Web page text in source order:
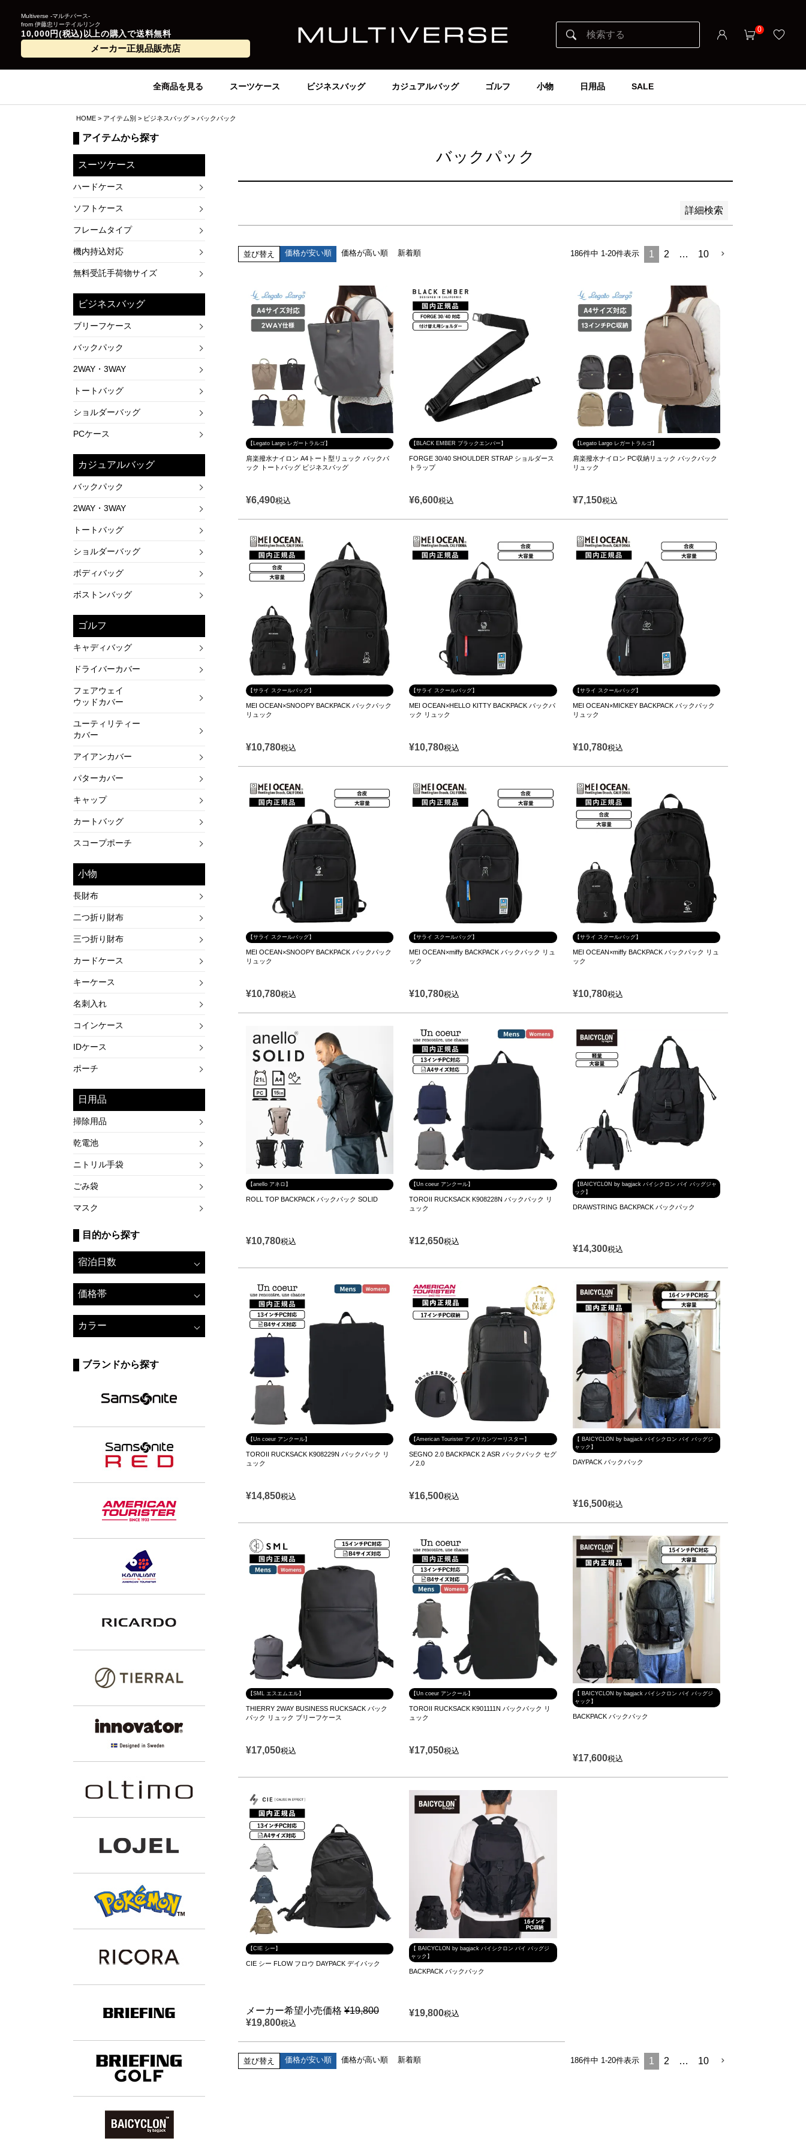
Multiverse -マルチバース-
from 伊藤忠リーテイルリンク
10,000円(税込)以上の購入で送料無料
メーカー正規品販売店
0
全商品を見る スーツケース ビジネスバッグ カジュアルバッグ ゴルフ 小物 日用品 SALE
HOME アイテム別 ビジネスバッグ バックパック
アイテムから探す
スーツケース
ハードケース
ソフトケース
フレームタイプ
機内持込対応
無料受託手荷物サイズ
ビジネスバッグ
ブリーフケース
バックパック
2WAY・3WAY
トートバッグ
ショルダーバッグ
PCケース
カジュアルバッグ
バックパック
2WAY・3WAY
トートバッグ
ショルダーバッグ
ボディバッグ
ボストンバッグ
ゴルフ
キャディバッグ
ドライバーカバー
フェアウェイ
ウッドカバー
ユーティリティー
カバー
アイアンカバー
パターカバー
キャップ
カートバッグ
スコープポーチ
小物
長財布
二つ折り財布
三つ折り財布
カードケース
キーケース
名刺入れ
コインケース
IDケース
ポーチ
日用品
掃除用品
乾電池
ニトリル手袋
ごみ袋
マスク
目的から探す
宿泊日数
価格帯
カラー
ブランドから探す
バックパック
詳細検索
検索
並び替え 価格が安い順 価格が高い順 新着順 186件中 1 -20件表示 1 2 … 10
【Legato Largo レガートラルゴ】
肩楽撥水ナイロン A4トート型リュック バックパ
ック トートバッグ ビジネスバッグ
¥6,490税込
【BLACK EMBER ブラックエンバー】
FORGE 30/40 SHOULDER STRAP ショルダース
トラップ
¥6,600税込
【Legato Largo レガートラルゴ】
肩楽撥水ナイロン PC収納リュック バックパック
リュック
¥7,150税込
【サライ スクールバッグ】
MEI OCEAN×SNOOPY BACKPACK バックパック
リュック
¥10,780税込
【サライ スクールバッグ】
MEI OCEAN×HELLO KITTY BACKPACK バックパ
ック リュック
¥10,780税込
【サライ スクールバッグ】
MEI OCEAN×MICKEY BACKPACK バックパック
リュック
¥10,780税込
【サライ スクールバッグ】
MEI OCEAN×SNOOPY BACKPACK バックパック
リュック
¥10,780税込
【サライ スクールバッグ】
MEI OCEAN×miffy BACKPACK バックパック リュ
ック
¥10,780税込
【サライ スクールバッグ】
MEI OCEAN×miffy BACKPACK バックパック リュ
ック
¥10,780税込
【anello アネロ】
ROLL TOP BACKPACK バックパック SOLID
¥10,780税込
【Un coeur アンクール】
TOROII RUCKSACK K908228N バックパック リ
ュック
¥12,650税込
【BAICYCLON by bagjack バイシクロン バイ バッグジャ
ック】
DRAWSTRING BACKPACK バックパック
¥14,300税込
【Un coeur アンクール】
TOROII RUCKSACK K908229N バックパック リ
ュック
¥14,850税込
【American Tourister アメリカンツーリスター】
SEGNO 2.0 BACKPACK 2 ASR バックパック セグ
ノ2.0
¥16,500税込
【 BAICYCLON by bagjack バイシクロン バイ バッグジ
ャック】
DAYPACK バックパック
¥16,500税込
【SML エスエムエル】
THIERRY 2WAY BUSINESS RUCKSACK バック
パック リュック ブリーフケース
¥17,050税込
【Un coeur アンクール】
TOROII RUCKSACK K901111N バックパック リ
ュック
¥17,050税込
【 BAICYCLON by bagjack バイシクロン バイ バッグジ
ャック】
BACKPACK バックパック
¥17,600税込
【CIE シー】
CIE シー FLOW フロウ DAYPACK デイパック
メーカー希望小売価格 ¥19,800
¥19,800税込
【 BAICYCLON by bagjack バイシクロン バイ バッグジ
ャック】
BACKPACK バックパック
¥19,800税込
並び替え 価格が安い順 価格が高い順 新着順 186件中 1-20件表示 1 2 … 10